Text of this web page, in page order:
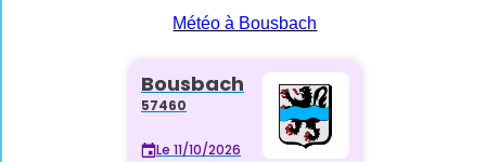
Météo à Bousbach